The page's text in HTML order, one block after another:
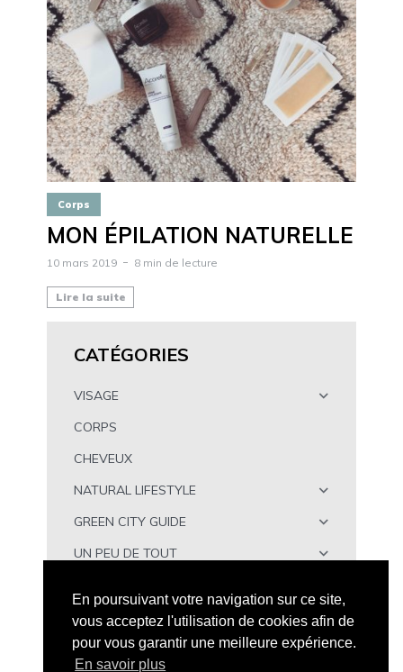
Corps
MON ÉPILATION NATURELLE
10 mars 2019 8 min de lecture
Lire la suite
CATÉGORIES
VISAGE
CORPS
CHEVEUX
NATURAL LIFESTYLE
GREEN CITY GUIDE
UN PEU DE TOUT
En poursuivant votre navigation sur ce site,
vous acceptez l'utilisation de cookies afin de
pour vous garantir une meilleure expérience.
En savoir plus